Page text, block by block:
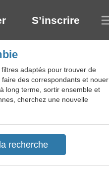
S’inscrire
adaptés pour trouver de
des correspondants et nouer
long terme, sortir ensemble et
cherchez une nouvelle